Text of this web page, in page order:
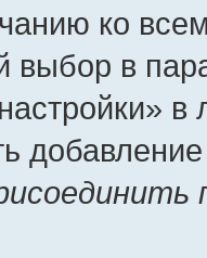
ко
выбор в